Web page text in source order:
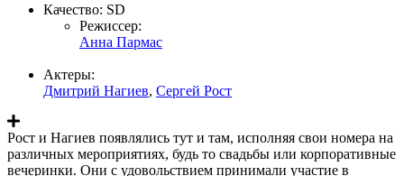
Качество: SD
Режиссер:
Анна Пармас
Актеры:
Дмитрий Нагиев, Сергей Рост
Рост и Нагиев появлялись тут и там, исполняя свои номера на
различных мероприятиях, будь то свадьбы или корпоративные
вечеринки. Они с удовольствием принимали участие в